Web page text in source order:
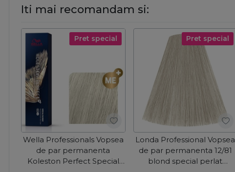
Iti mai recomandam si:
Pret special
Wella Professionals Vopsea
de par permanenta
Koleston Perfect Special
Pret special
Londa Professional Vopsea
de par permanenta 12/81
blond special perlat